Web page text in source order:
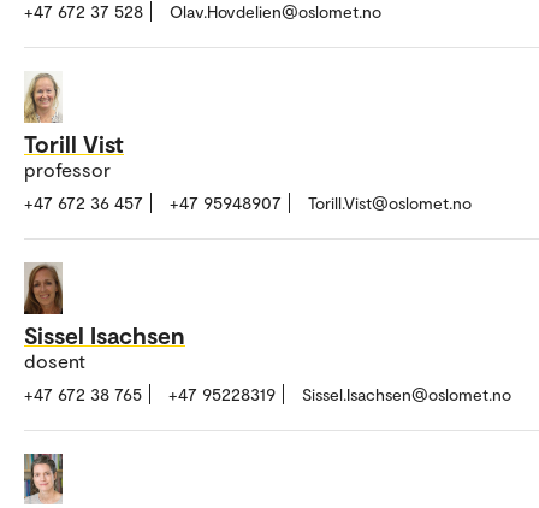
+47 672 37 528 Olav.Hovdelien@oslomet.no
Torill Vist
professor
+47 672 36 457 +47 95948907 Torill.Vist@oslomet.no
Sissel Isachsen
dosent
+47 672 38 765 +47 95228319 Sissel.Isachsen@oslomet.no